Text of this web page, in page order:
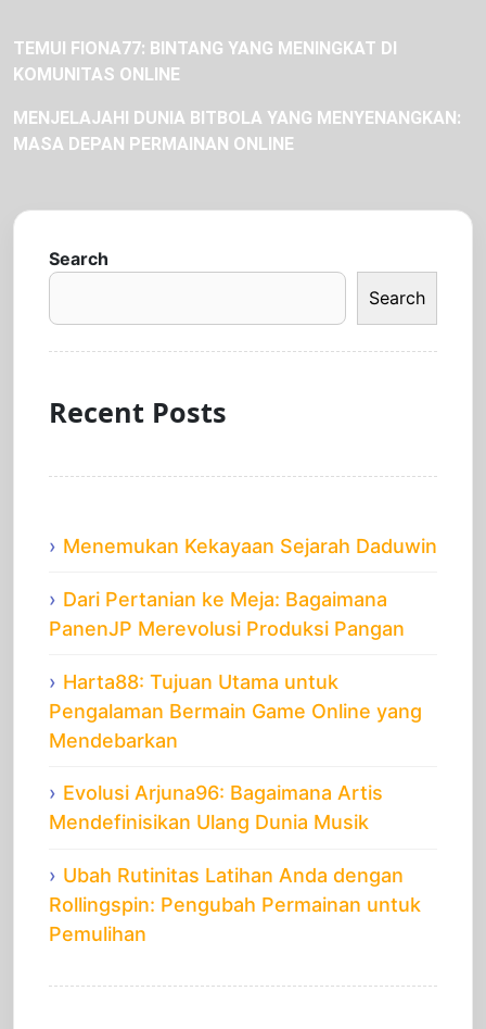
TEMUI FIONA77: BINTANG YANG MENINGKAT DI
KOMUNITAS ONLINE
MENJELAJAHI DUNIA BITBOLA YANG MENYENANGKAN:
MASA DEPAN PERMAINAN ONLINE
Search
Search
Recent Posts
Menemukan Kekayaan Sejarah Daduwin
Dari Pertanian ke Meja: Bagaimana
PanenJP Merevolusi Produksi Pangan
Harta88: Tujuan Utama untuk
Pengalaman Bermain Game Online yang
Mendebarkan
Evolusi Arjuna96: Bagaimana Artis
Mendefinisikan Ulang Dunia Musik
Ubah Rutinitas Latihan Anda dengan
Rollingspin: Pengubah Permainan untuk
Pemulihan